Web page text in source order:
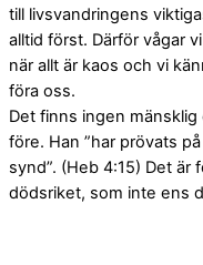
till livsvandringens
alltid först. Därför vågar
när allt är kaos och vi
föra oss.
Det finns ingen
före. Han ”har prövats
synd”. (Heb 4:15) Det
dödsriket, som inte ens